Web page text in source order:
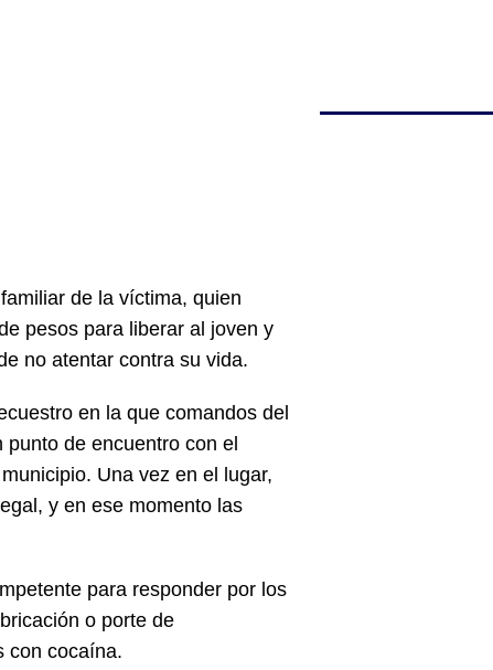
de la víctima, quien
pesos para liberar al joven y
no atentar contra su vida.
en la que comandos del
de encuentro con el
Una vez en el lugar,
y en ese momento las
para responder por los
o porte de
con cocaína.